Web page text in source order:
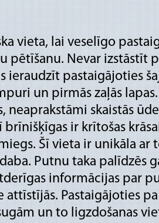
vieta, lai veselīgo
pētīšanu. Nevar izstāstīt
ieraudzīt pastaigājoties
un pirmās zaļās lapas.
neaprakstāmi skaistās
ir krītošas
Šī vieta ir unikāla ar
Putnu taka palīdzēs
informācijas par
attīstījās. Pastaigājoties
un to ligzdošanas